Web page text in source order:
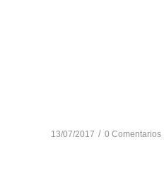
13/07/2017 / 0 Comentarios